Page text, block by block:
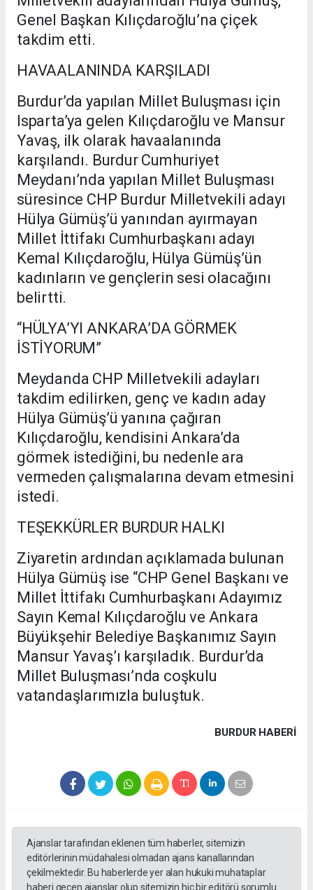
Genel Başkan Kılıçdaroğlu’na çiçek
takdim etti.
HAVAALANINDA KARŞILADI
Burdur’da yapılan Millet Buluşması için
Isparta’ya gelen Kılıçdaroğlu ve Mansur
Yavaş, ilk olarak havaalanında
karşılandı. Burdur Cumhuriyet
Meydanı’nda yapılan Millet Buluşması
süresince CHP Burdur Milletvekili adayı
Hülya Gümüş’ü yanından ayırmayan
Millet İttifakı Cumhurbaşkanı adayı
Kemal Kılıçdaroğlu, Hülya Gümüş’ün
kadınların ve gençlerin sesi olacağını
belirtti.
“HÜLYA’YI ANKARA’DA GÖRMEK
İSTİYORUM”
Meydanda CHP Milletvekili adayları
takdim edilirken, genç ve kadın aday
Hülya Gümüş’ü yanına çağıran
Kılıçdaroğlu, kendisini Ankara’da
görmek istediğini, bu nedenle ara
vermeden çalışmalarına devam etmesini
istedi.
TEŞEKKÜRLER BURDUR HALKI
Ziyaretin ardından açıklamada bulunan
Hülya Gümüş ise “CHP Genel Başkanı ve
Millet İttifakı Cumhurbaşkanı Adayımız
Sayın Kemal Kılıçdaroğlu ve Ankara
Büyükşehir Belediye Başkanımız Sayın
Mansur Yavaş’ı karşıladık. Burdur’da
Millet Buluşması’nda coşkulu
vatandaşlarımızla buluştuk.
BURDUR HABERİ
Ajanslar tarafından eklenen tüm haberler, sitemizin
editörlerinin müdahalesi olmadan ajans kanallarından
çekilmektedir. Bu haberlerde yer alan hukuki muhataplar
haberi geçen ajanslar olup sitemizin hiç bir editörü sorumlu